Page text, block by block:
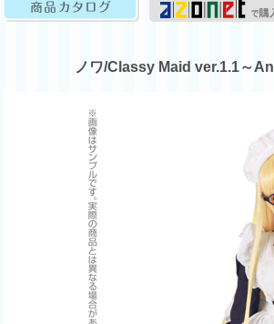
ノワ/Classy Maid ver.1.1～